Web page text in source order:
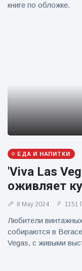
книге по обложке.
ЕДА И НАПИТКИ
'Viva Las
оживляет
8 May 2024 1151
Любители
собираются в
Vegas, с живыми